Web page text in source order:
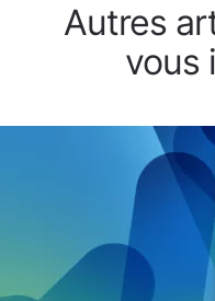
Autres
vous